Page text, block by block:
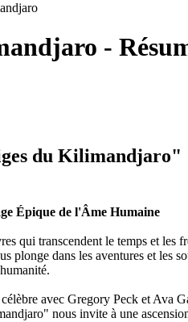
-
du Kilimandjaro"
Épique de l'Âme Humaine
qui transcendent le temps et
plonge dans les aventures et
avec Gregory Peck et Ava
nous invite à une